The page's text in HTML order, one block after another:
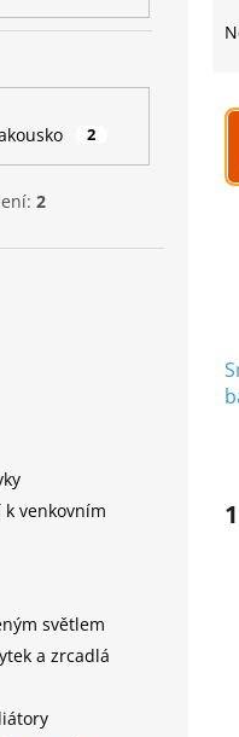
2
2
venkovním
světlem
a zrcadlá
n
p
u